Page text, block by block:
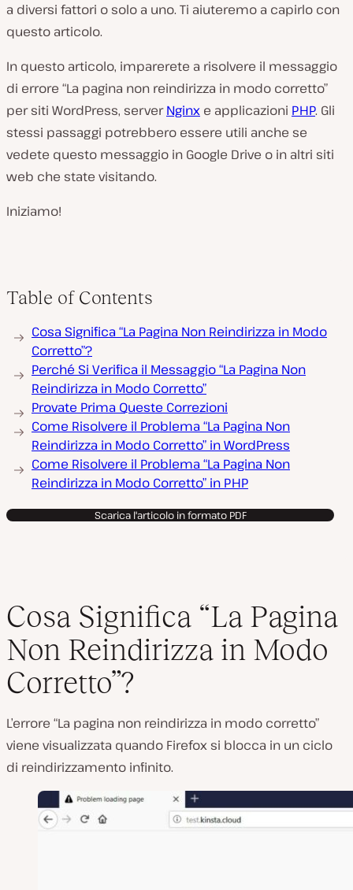
a diversi fattori o solo a uno. Ti aiuteremo a capirlo con
questo articolo.
In questo articolo, imparerete a risolvere il messaggio
di errore “La pagina non reindirizza in modo corretto”
per siti WordPress, serverNginx e applicazioni PHP. Gli
stessi passaggi potrebbero essere utili anche se
vedete questo messaggio in Google Drive o in altri siti
web che state visitando.
Iniziamo!
Table of Contents
Cosa Significa “La Pagina Non Reindirizza in Modo
Corretto”?
Perché Si Verifica il Messaggio “La Pagina Non
Reindirizza in Modo Corretto”
Provate Prima Queste Correzioni
Come Risolvere il Problema “La Pagina Non
Reindirizza in Modo Corretto” in WordPress
Come Risolvere il Problema “La Pagina Non
Reindirizza in Modo Corretto” in PHP
Scarica l'articolo in formato PDF
Cosa Significa “La Pagina
Non Reindirizza in Modo
Corretto”?
L’errore “La pagina non reindirizza in modo corretto”
viene visualizzata quando Firefox si blocca in un ciclo
di reindirizzamento infinito.